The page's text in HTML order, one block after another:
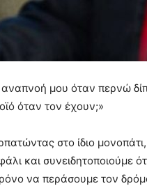
μου όταν περνώ
όταν τον έχουν;»
στο ίδιο μονοπάτι,
και συνειδητοποιούμε
να περάσουμε τον